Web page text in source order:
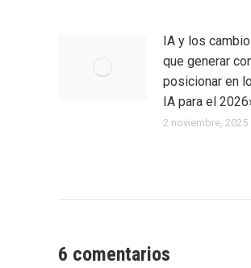
IA y los
que generar
posicionar en
IA para el
2 noviembre, 2025
6 comentarios